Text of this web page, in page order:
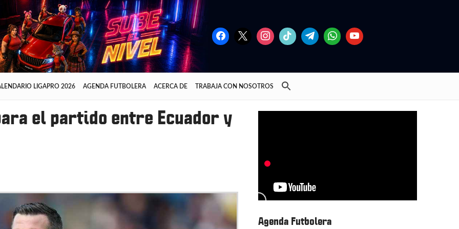
LIGAPRO 2026 AGENDA FUTBOLERA ACERCA DE TRABAJA CON NOSOTROS
el partido entre Ecuador y
Agenda Futbolera